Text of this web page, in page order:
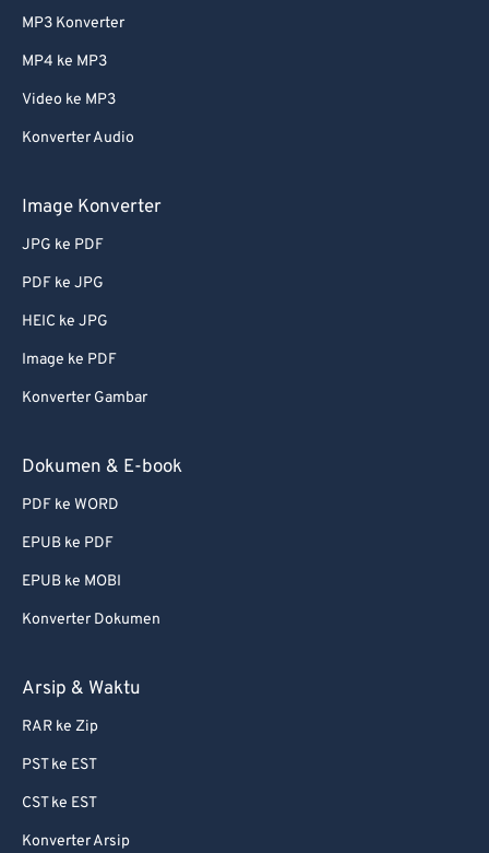
MP3 Konverter
MP4 ke MP3
Video ke MP3
Konverter Audio
Image Konverter
JPG ke PDF
PDF ke JPG
HEIC ke JPG
Image ke PDF
Konverter Gambar
Dokumen & E-book
PDF ke WORD
EPUB ke PDF
EPUB ke MOBI
Konverter Dokumen
Arsip & Waktu
RAR ke Zip
PST ke EST
CST ke EST
Konverter Arsip